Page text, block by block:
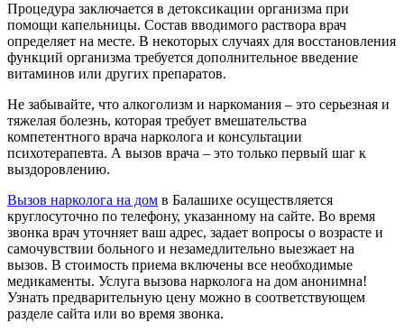
Процедура заключается в детоксикации организма при
помощи капельницы. Состав вводимого раствора врач
определяет на месте. В некоторых случаях для восстановления
функций организма требуется дополнительное введение
витаминов или других препаратов.
Не забывайте, что алкоголизм и наркомания – это серьезная и
тяжелая болезнь, которая требует вмешательства
компетентного врача нарколога и консультации
психотерапевта. А вызов врача – это только первый шаг к
выздоровлению.
Вызов нарколога на дом в Балашихе осуществляется
круглосуточно по телефону, указанному на сайте. Во время
звонка врач уточняет ваш адрес, задает вопросы о возрасте и
самочувствии больного и незамедлительно выезжает на
вызов. В стоимость приема включены все необходимые
медикаменты. Услуга вызова нарколога на дом анонимна!
Узнать предварительную цену можно в соответствующем
разделе сайта или во время звонка.